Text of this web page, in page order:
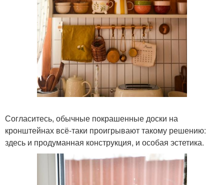
Согласитесь, обычные покрашенные доски на
кронштейнах всё-таки проигрывают такому решению:
здесь и продуманная конструкция, и особая эстетика.